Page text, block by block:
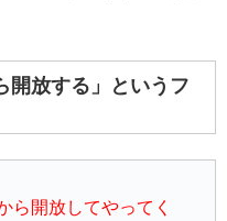
開放する」というフ
ら開放してやってく